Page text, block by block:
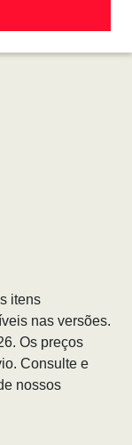
itens
nas versões.
Os preços
Consulte e
nossos